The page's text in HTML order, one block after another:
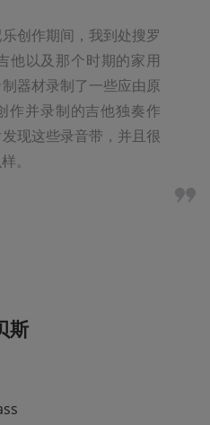
创作期间，我到处搜罗
他以及那个时期的家用
器材录制了一些应由原
作并录制的吉他独奏作
现这些录音带，并且很
。
斯